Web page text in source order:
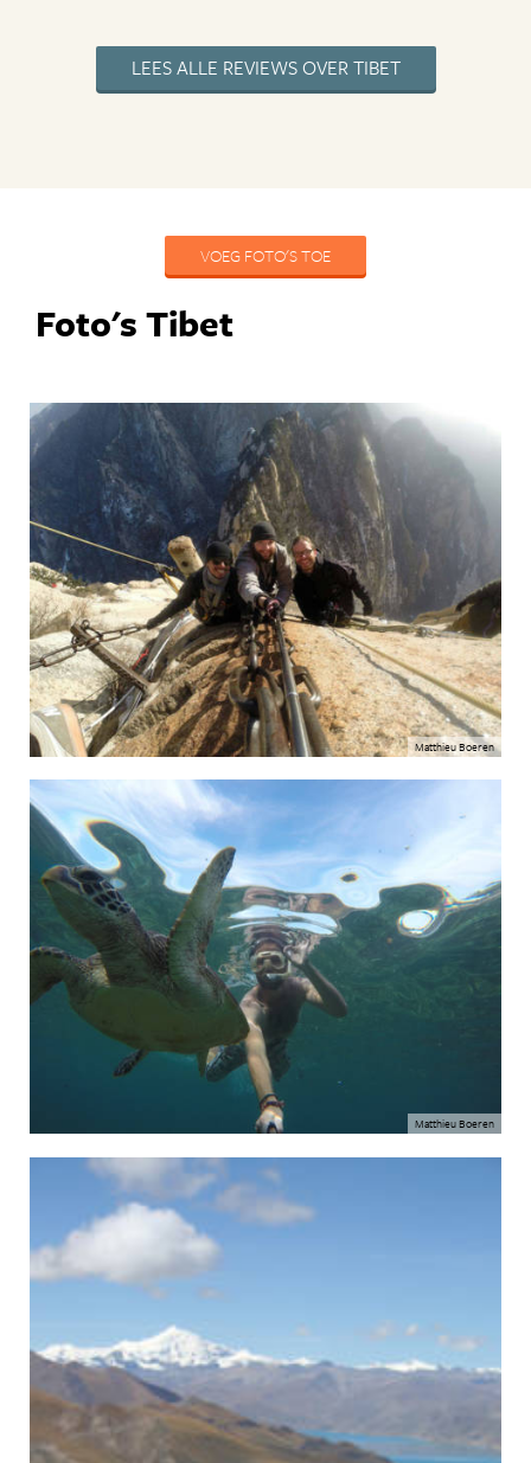
LEES ALLE REVIEWS OVER TIBET
VOEG FOTO'S TOE
Foto's Tibet
Matthieu Boeren
Matthieu Boeren